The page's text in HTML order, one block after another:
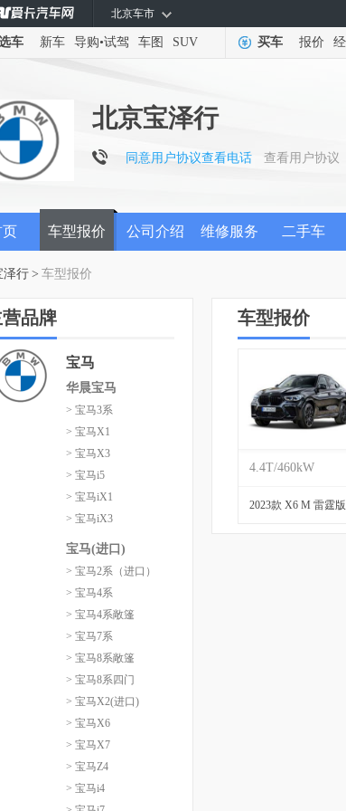
北京车市
车 新车 导购•试驾 车图 SUV 买车 报价
北京宝泽行
同意用户协议查看电话 查看用户协议
页 车型报价 公司介绍 维修服务 二手车
泽行 > 车型报价
品牌
宝马
华晨宝马
> 宝马3系
> 宝马X1
> 宝马X3
> 宝马i5
> 宝马iX1
> 宝马iX3
宝马(进口)
> 宝马2系（进口）
> 宝马4系
> 宝马4系敞篷
> 宝马7系
> 宝马8系敞篷
> 宝马8系四门
> 宝马X2(进口)
> 宝马X6
> 宝马X7
> 宝马Z4
> 宝马i4
车型报价
4.4T/460kW
2023款 X6 M 雷霆版